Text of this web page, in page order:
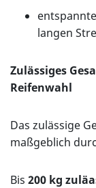
langen
Zulässiges
Reifenwahl
Das zulässige
maßgeblich
Bis 200 kg